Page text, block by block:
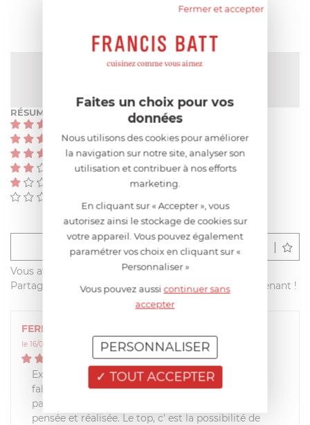
NOTE MOYENNE
RÉSUMÉ
(0)
(0)
(0)
Déposer un avis
Vous avez acheté ce produit sur francisbatt.com ?
Partagez votre avis avec les autres clients dès maintenant !
FERNAND
le 16/06/2026 à 11:50:53
5/5
Excellent produit dans la ligne de qualité du
fabricant qui compte les meilleurs. Esthétique
parfaite, conception de cette machine très bien
pensée et réalisée. Le top, c' est la possibilité de
Fermer et accepter
Faites un choix pour vos
données
Nous utilisons des cookies pour améliorer
la navigation sur notre site, analyser son
utilisation et contribuer à nos efforts
marketing.
En cliquant sur « Accepter », vous
autorisez ainsi le stockage de cookies sur
votre appareil. Vous pouvez également
paramétrer vos choix en cliquant sur «
Personnaliser »
Vous pouvez aussicontinuer sans
accepter
TOUT ACCEPTER
PERSONNALISER